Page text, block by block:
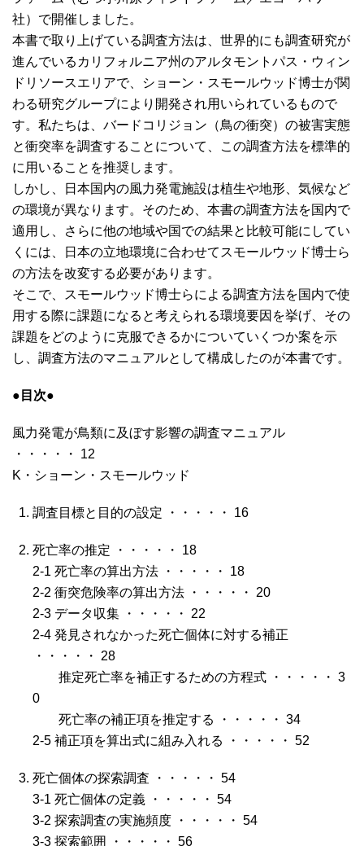
社）で開催しました。
本書で取り上げている調査方法は、世界的にも調査研究が
進んでいるカリフォルニア州のアルタモントパス・ウィン
ドリソースエリアで、ショーン・スモールウッド博士が関
わる研究グループにより開発され用いられているもので
す。私たちは、バードコリジョン（鳥の衝突）の被害実態
と衝突率を調査することについて、この調査方法を標準的
に用いることを推奨します。
しかし、日本国内の風力発電施設は植生や地形、気候など
の環境が異なります。そのため、本書の調査方法を国内で
適用し、さらに他の地域や国での結果と比較可能にしてい
くには、日本の立地環境に合わせてスモールウッド博士ら
の方法を改変する必要があります。
そこで、スモールウッド博士らによる調査方法を国内で使
用する際に課題になると考えられる環境要因を挙げ、その
課題をどのように克服できるかについていくつか案を示
し、調査方法のマニュアルとして構成したのが本書です。
●目次●
風力発電が鳥類に及ぼす影響の調査マニュアル
・・・・・ 12
K・ショーン・スモールウッド
調査目標と目的の設定 ・・・・・ 16
死亡率の推定 ・・・・・ 18
2-1 死亡率の算出方法 ・・・・・ 18
2-2 衝突危険率の算出方法 ・・・・・ 20
2-3 データ収集 ・・・・・ 22
2-4 発見されなかった死亡個体に対する補正
・・・・・ 28
推定死亡率を補正するための方程式 ・・・・・ 3
0
死亡率の補正項を推定する ・・・・・ 34
2-5 補正項を算出式に組み入れる ・・・・・ 52
死亡個体の探索調査 ・・・・・ 54
3-1 死亡個体の定義 ・・・・・ 54
3-2 探索調査の実施頻度 ・・・・・ 54
3-3 探索範囲 ・・・・・ 56